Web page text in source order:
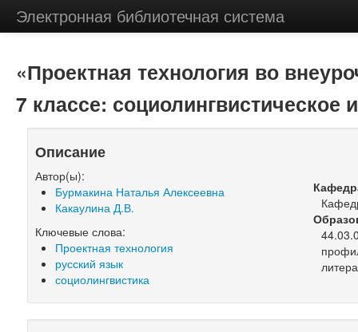
Электронная библиотечная система
«Проектная технология во
7 классе:
Описание
Автор(ы):
Бурмакина Наталья Алексеевна
Какаулина Д.В.
Ключевые слова:
Проектная технология
русский язык
социолингвистика